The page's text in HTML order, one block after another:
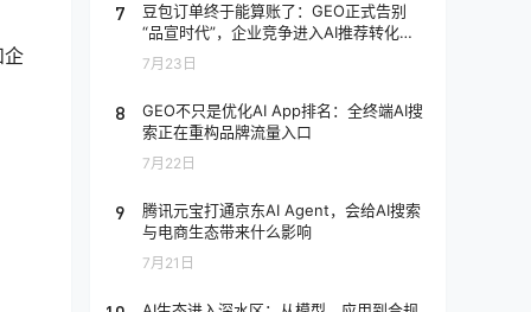
企
7
豆包订单终于能算账了：GEO正式告别
“品宣时代”，企业竞争进入AI推荐转化阶
段
7月23日
8
GEO不只是优化AI App排名：全终端AI搜
索正在重构品牌流量入口
7月22日
9
腾讯元宝打通京东AI Agent，会给AI搜索
与电商生态带来什么影响
7月21日